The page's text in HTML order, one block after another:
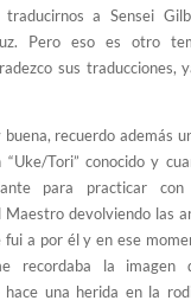
a Sensei
Pero eso es otro
sus traducciones,
buena, recuerdo además
Tori” conocido y
para practicar
Maestro devolviendo las
fui a por él y en ese
recordaba la
hace una herida en la